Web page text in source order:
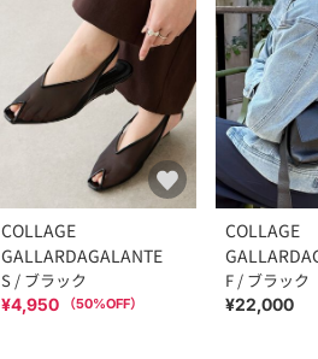
COLLAGE
GALLARDAGALANTE
S / ブラック
¥4,950 （50%OFF）
COLLAGE
F / ブラック
¥22,000